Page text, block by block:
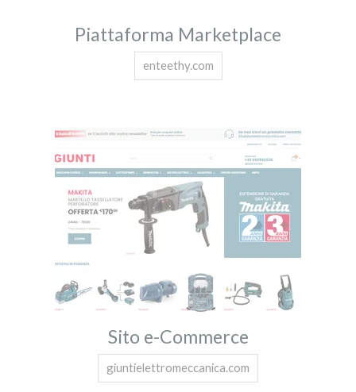
Piattaforma Marketplace
enteethy.com
Sito e-Commerce
giuntielettromeccanica.com